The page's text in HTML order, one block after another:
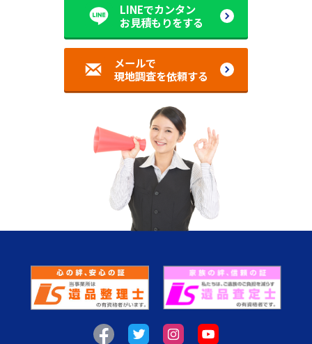
LINEでカンタン
お見積もりをする
メールで
現地調査を依頼する